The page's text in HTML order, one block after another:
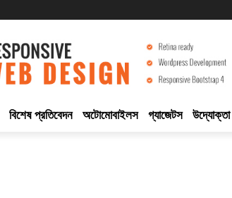
বিশেষ প্রতিবেদন অটোমোবাইলস গ্যাজেটস উদ্যোক্তা